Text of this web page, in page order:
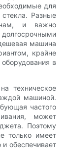
для
Разные
и важно
машина
крайне
в
техническое
машиной.
частого
может
Поэтому
только имеет
обеспечивает